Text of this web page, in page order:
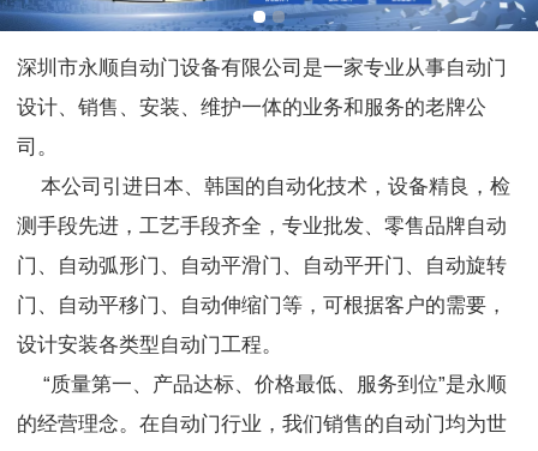
深圳市永顺自动门设备有限公司是一家专业从事自动门
设计、销售、安装、维护一体的业务和服务的老牌公
司。
本公司引进日本、韩国的自动化技术，设备精良，检
测手段先进，工艺手段齐全，专业批发、零售品牌自动
门、自动弧形门、自动平滑门、自动平开门、自动旋转
门、自动平移门、自动伸缩门等，可根据客户的需要，
设计安装各类型自动门工程。
“质量第一、产品达标、价格最低、服务到位”是永顺
的经营理念。在自动门行业，我们销售的自动门均为世